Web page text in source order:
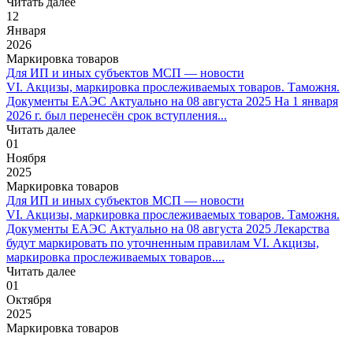
12
Января
2026
Маркировка товаров
Для ИП и иных субъектов МСП — новости
VI. Акцизы, маркировка прослеживаемых товаров. Таможня.
Документы ЕАЭС Актуально на 08 августа 2025 На 1 января
2026 г. был перенесён срок вступления...
Читать далее
01
Ноября
2025
Маркировка товаров
Для ИП и иных субъектов МСП — новости
VI. Акцизы, маркировка прослеживаемых товаров. Таможня.
Документы ЕАЭС Актуально на 08 августа 2025 Лекарства
будут маркировать по уточненным правилам VI. Акцизы,
маркировка прослеживаемых товаров....
Читать далее
01
Октября
2025
Маркировка товаров